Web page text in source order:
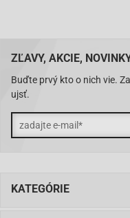
ZĽAVY, AKCIE,
Buďte prvý kto o nich vie.
ujsť.
KATEGÓRIE